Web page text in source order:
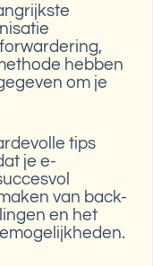
hebben
om je
tips
je e-
van back-
en het